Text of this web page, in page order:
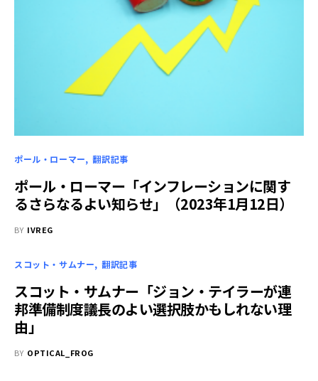
ポール・ローマー 翻訳記事
ポール・ローマー「インフレーションに関す
るさらなるよい知らせ」（2023年1月12日）
BY IVREG
スコット・サムナー 翻訳記事
スコット・サムナー「ジョン・テイラーが連
邦準備制度議長のよい選択肢かもしれない理
由」
BY OPTICAL_FROG